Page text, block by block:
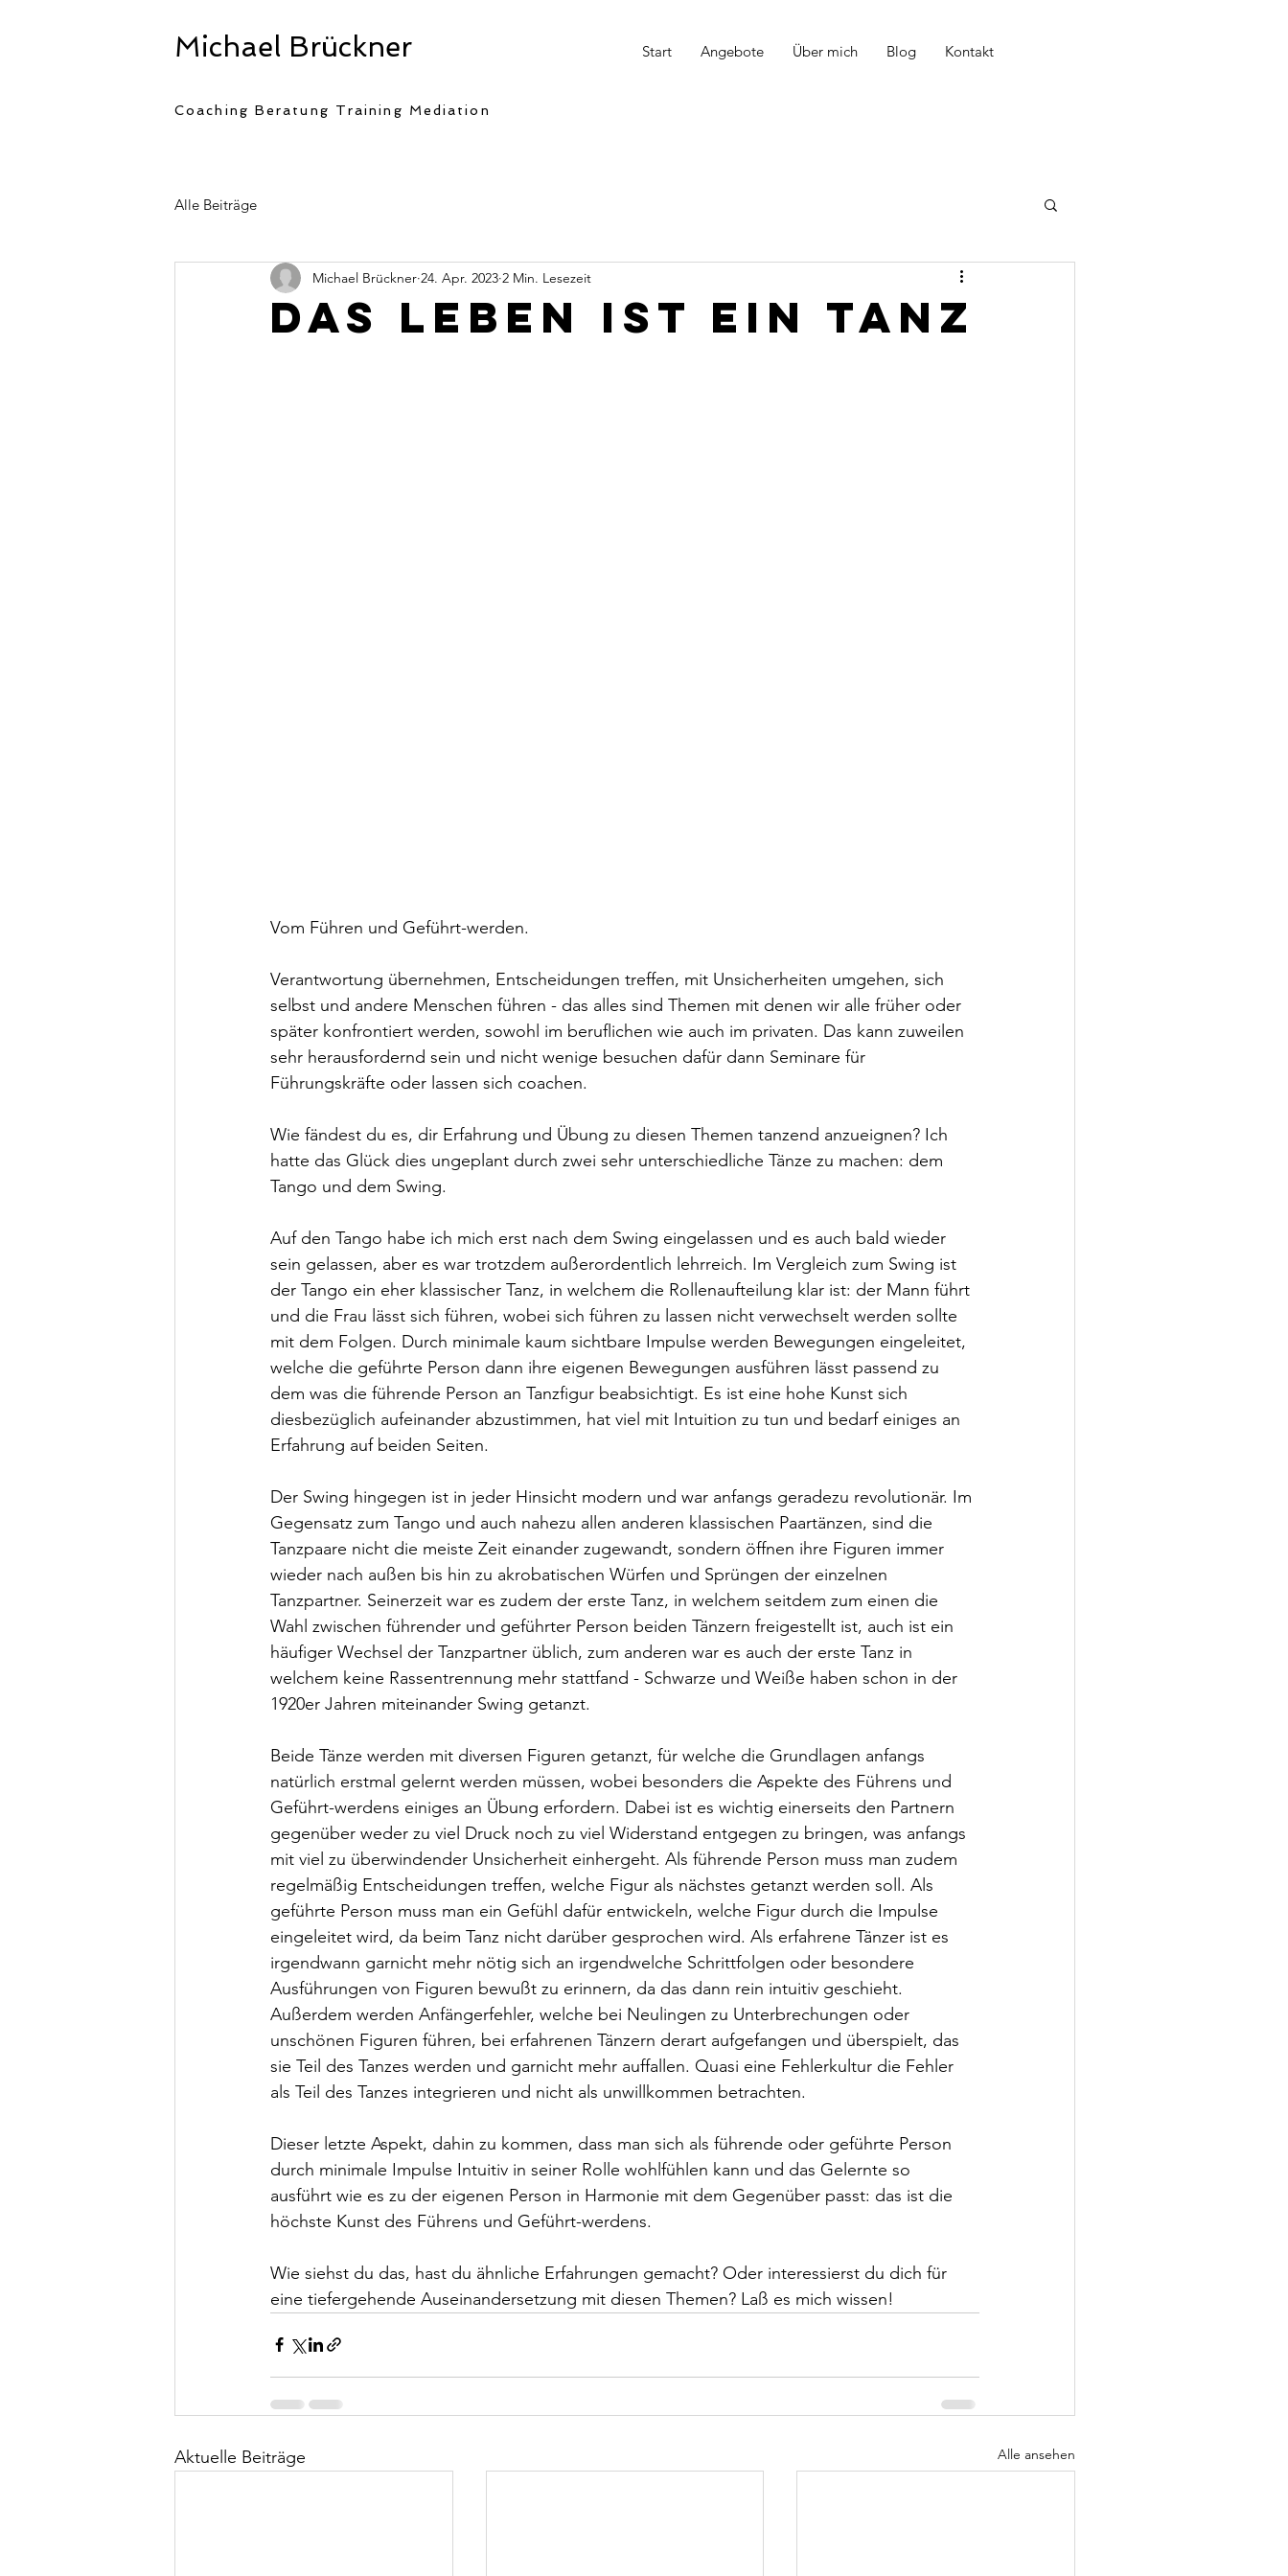
Michael Brückner Start Angebote Über mich Blog Kontakt
Coaching Beratung Training Mediation
Alle Beiträge
Das Leben ist ein Tanz
Michael Brückner 24. Apr. 2023 2 Min. Lesezeit
Vom Führen und Geführt-werden.
Verantwortung übernehmen, Entscheidungen treffen, mit Unsicherheiten umgehen, sich
selbst und andere Menschen führen - das alles sind Themen mit denen wir alle früher oder
später konfrontiert werden, sowohl im beruflichen wie auch im privaten. Das kann zuweilen
sehr herausfordernd sein und nicht wenige besuchen dafür dann Seminare für
Führungskräfte oder lassen sich coachen.
Wie fändest du es, dir Erfahrung und Übung zu diesen Themen tanzend anzueignen? Ich
hatte das Glück dies ungeplant durch zwei sehr unterschiedliche Tänze zu machen: dem
Tango und dem Swing.
Auf den Tango habe ich mich erst nach dem Swing eingelassen und es auch bald wieder
sein gelassen, aber es war trotzdem außerordentlich lehrreich. Im Vergleich zum Swing ist
der Tango ein eher klassischer Tanz, in welchem die Rollenaufteilung klar ist: der Mann führt
und die Frau lässt sich führen, wobei sich führen zu lassen nicht verwechselt werden sollte
mit dem Folgen. Durch minimale kaum sichtbare Impulse werden Bewegungen eingeleitet,
welche die geführte Person dann ihre eigenen Bewegungen ausführen lässt passend zu
dem was die führende Person an Tanzfigur beabsichtigt. Es ist eine hohe Kunst sich
diesbezüglich aufeinander abzustimmen, hat viel mit Intuition zu tun und bedarf einiges an
Erfahrung auf beiden Seiten.
Der Swing hingegen ist in jeder Hinsicht modern und war anfangs geradezu revolutionär. Im
Gegensatz zum Tango und auch nahezu allen anderen klassischen Paartänzen, sind die
Tanzpaare nicht die meiste Zeit einander zugewandt, sondern öffnen ihre Figuren immer
wieder nach außen bis hin zu akrobatischen Würfen und Sprüngen der einzelnen
Tanzpartner. Seinerzeit war es zudem der erste Tanz, in welchem seitdem zum einen die
Wahl zwischen führender und geführter Person beiden Tänzern freigestellt ist, auch ist ein
häufiger Wechsel der Tanzpartner üblich, zum anderen war es auch der erste Tanz in
welchem keine Rassentrennung mehr stattfand - Schwarze und Weiße haben schon in der
1920er Jahren miteinander Swing getanzt.
Beide Tänze werden mit diversen Figuren getanzt, für welche die Grundlagen anfangs
natürlich erstmal gelernt werden müssen, wobei besonders die Aspekte des Führens und
Geführt-werdens einiges an Übung erfordern. Dabei ist es wichtig einerseits den Partnern
gegenüber weder zu viel Druck noch zu viel Widerstand entgegen zu bringen, was anfangs
mit viel zu überwindender Unsicherheit einhergeht. Als führende Person muss man zudem
regelmäßig Entscheidungen treffen, welche Figur als nächstes getanzt werden soll. Als
geführte Person muss man ein Gefühl dafür entwickeln, welche Figur durch die Impulse
eingeleitet wird, da beim Tanz nicht darüber gesprochen wird. Als erfahrene Tänzer ist es
irgendwann garnicht mehr nötig sich an irgendwelche Schrittfolgen oder besondere
Ausführungen von Figuren bewußt zu erinnern, da das dann rein intuitiv geschieht.
Außerdem werden Anfängerfehler, welche bei Neulingen zu Unterbrechungen oder
unschönen Figuren führen, bei erfahrenen Tänzern derart aufgefangen und überspielt, das
sie Teil des Tanzes werden und garnicht mehr auffallen. Quasi eine Fehlerkultur die Fehler
als Teil des Tanzes integrieren und nicht als unwillkommen betrachten.
Dieser letzte Aspekt, dahin zu kommen, dass man sich als führende oder geführte Person
durch minimale Impulse Intuitiv in seiner Rolle wohlfühlen kann und das Gelernte so
ausführt wie es zu der eigenen Person in Harmonie mit dem Gegenüber passt: das ist die
höchste Kunst des Führens und Geführt-werdens.
Wie siehst du das, hast du ähnliche Erfahrungen gemacht? Oder interessierst du dich für
eine tiefergehende Auseinandersetzung mit diesen Themen? Laß es mich wissen!
Aktuelle Beiträge Alle ansehen